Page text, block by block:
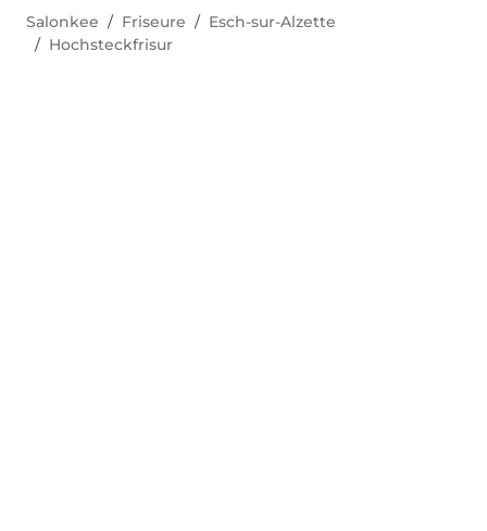
Salonkee Friseure
Esch-sur-Alzette
Hochsteckfrisur